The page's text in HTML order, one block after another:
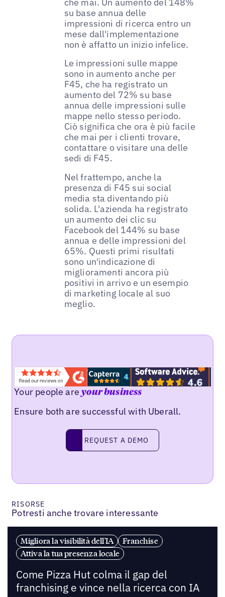
su base annua delle
impressioni di ricerca entro un
mese dall'implementazione
non è affatto un inizio infelice.
Le impressioni sulle mappe
sono in aumento anche per
F45, che ha registrato un
aumento del 72% su base
annua delle impressioni sulle
mappe nello stesso periodo.
Ciò significa che ora è più facile
che mai per i clienti trovare,
contattare o visitare una delle
sedi di F45.
Nel frattempo, anche la
presenza di F45 sui social
media sta diventando più
solida. L'azienda ha registrato
un aumento dei clic su
Facebook del 144% su base
annua e delle impressioni del
65%. Questi primi risultati
sono un'indicazione di
miglioramenti ancora più
positivi in arrivo e un esempio
di marketing locale al suo
meglio.
Your people areyour business
Ensure both are successful with Uberall.
request a demo
REQUEST A DEMO
RISORSE
Potresti anche trovare interessante
Migliora la visibilità dell'IA
Franchise
Attiva la tua presenza locale
Come Pizza Hut colma il gap del
franchising e vince nella ricerca con IA